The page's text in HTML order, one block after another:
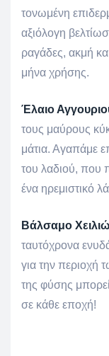
τονωμένη
αξιόλογη
ραγάδες, ακμή
μήνα χρήσης.
Έλαιο
τους μαύρους
μάτια. Αγαπάμε
του λαδιού, που
ένα ηρεμιστικό
Βάλσαμο
ταυτόχρονα
για την περιοχή
της φύσης
σε κάθε εποχή!